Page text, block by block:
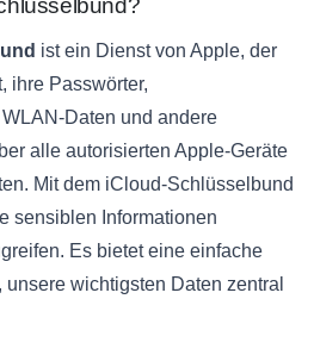
ist ein Dienst von Apple, der
ihre Passwörter,
Daten und andere
alle autorisierten Apple-Geräte
Mit dem iCloud-Schlüsselbund
sensiblen Informationen
Es bietet eine einfache
wichtigsten Daten zentral